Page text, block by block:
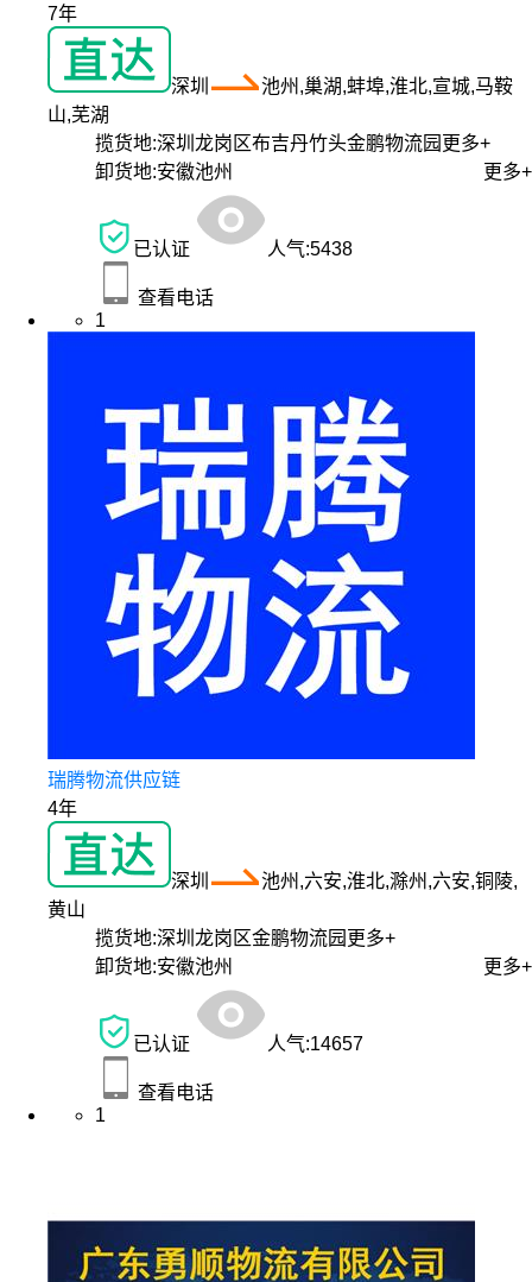
7年
深圳
池州,巢湖,蚌埠,淮北,宣城,马鞍
山,芜湖
揽货地:深圳龙岗区布吉丹竹头金鹏物流园 更多+
卸货地:安徽池州 更多+
已认证 人气:5438
查看电话
1
瑞腾物流供应链
4年
深圳
池州,六安,淮北,滁州,六安,铜陵,
黄山
揽货地:深圳龙岗区金鹏物流园 更多+
卸货地:安徽池州 更多+
已认证 人气:14657
查看电话
1